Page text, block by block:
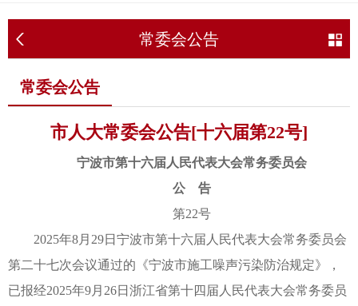
常委会公告
常委会公告
市人大常委会公告[十六届第22号]
宁波市第十六届人民代表大会常务委员会
公 告
第22号
2025年8月29日宁波市第十六届人民代表大会常务委员会
第二十七次会议通过的《宁波市施工噪声污染防治规定》，
已报经2025年9月26日浙江省第十四届人民代表大会常务委员